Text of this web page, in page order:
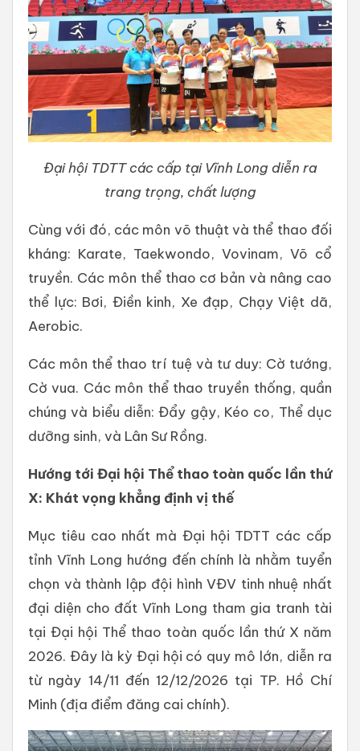
Đại hội TDTT các cấp tại Vĩnh Long diễn ra
trang trọng, chất lượng
Cùng với đó, các môn võ thuật và thể thao đối
kháng: Karate, Taekwondo, Vovinam, Võ cổ
truyền. Các môn thể thao cơ bản và nâng cao
thể lực: Bơi, Điền kinh, Xe đạp, Chạy Việt dã,
Aerobic.
Các môn thể thao trí tuệ và tư duy: Cờ tướng,
Cờ vua. Các môn thể thao truyền thống, quần
chúng và biểu diễn: Đẩy gậy, Kéo co, Thể dục
dưỡng sinh, và Lân Sư Rồng.
Hướng tới Đại hội Thể thao toàn quốc lần thứ
X: Khát vọng khẳng định vị thế
Mục tiêu cao nhất mà Đại hội TDTT các cấp
tỉnh Vĩnh Long hướng đến chính là nhằm tuyển
chọn và thành lập đội hình VĐV tinh nhuệ nhất
đại diện cho đất Vĩnh Long tham gia tranh tài
tại Đại hội Thể thao toàn quốc lần thứ X năm
2026. Đây là kỳ Đại hội có quy mô lớn, diễn ra
từ ngày 14/11 đến 12/12/2026 tại TP. Hồ Chí
Minh (địa điểm đăng cai chính).